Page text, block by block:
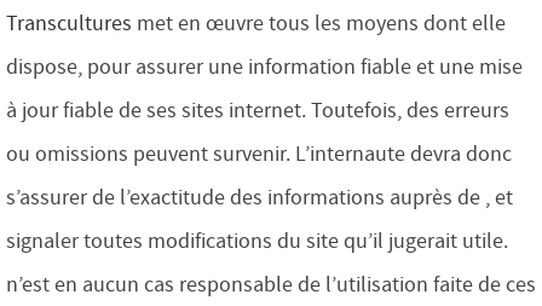
Transcultures met en œuvre tous les moyens dont elle
dispose, pour assurer une information fiable et une mise
à jour fiable de ses sites internet. Toutefois, des erreurs
ou omissions peuvent survenir. L’internaute devra donc
s’assurer de l’exactitude des informations auprès de , et
signaler toutes modifications du site qu’il jugerait utile.
n’est en aucun cas responsable de l’utilisation faite de ces